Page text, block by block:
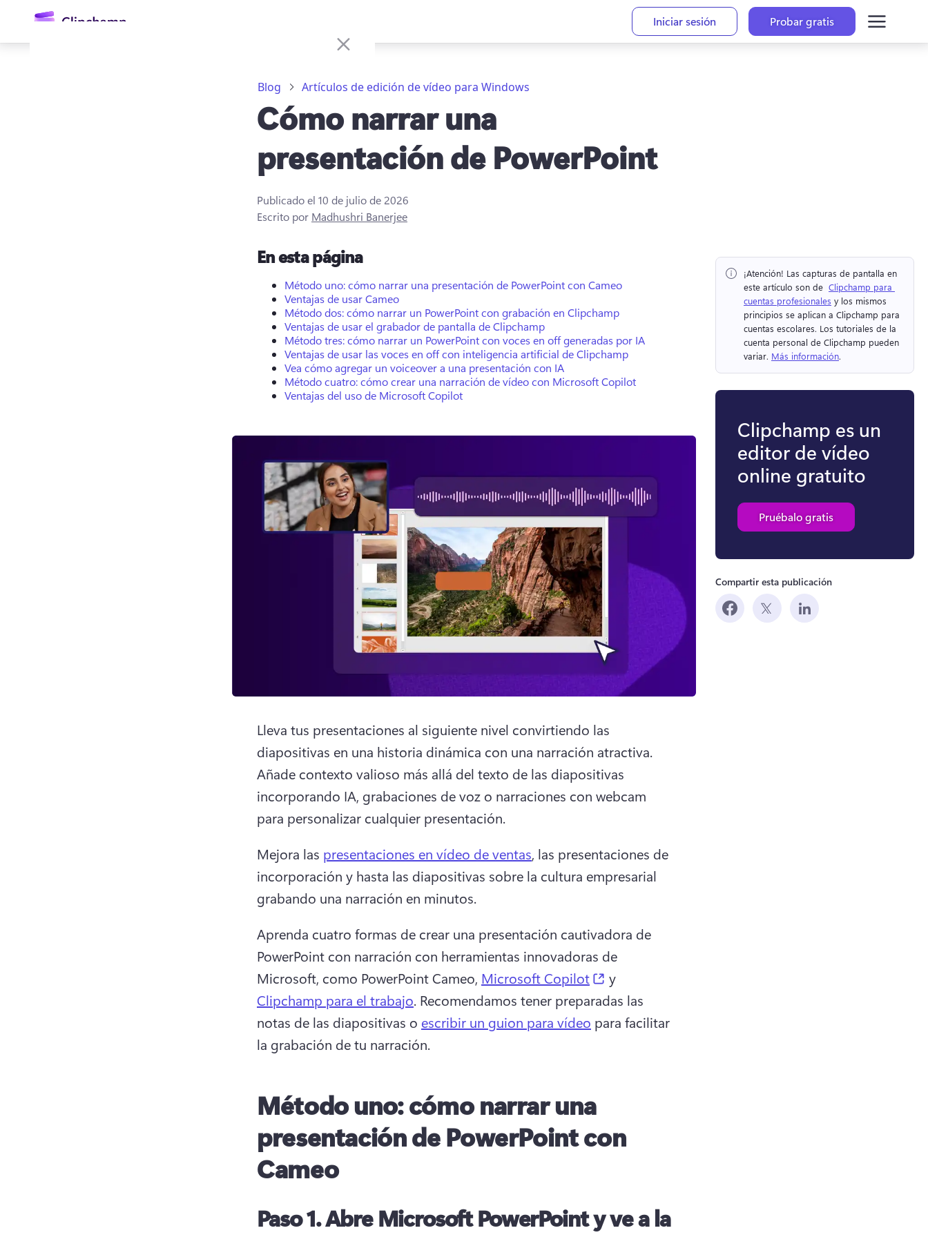
principal
Iniciar sesión Probar gratis
Blog Artículos de edición de vídeo para Windows
Cómo narrar una
presentación de PowerPoint
Publicado el 10 de julio de 2026
Escrito por Madhushri Banerjee
En esta página
Método uno: cómo narrar una presentación de PowerPoint con Cameo
Ventajas de usar Cameo
Método dos: cómo narrar un PowerPoint con grabación en Clipchamp
Ventajas de usar el grabador de pantalla de Clipchamp
Método tres: cómo narrar un PowerPoint con voces en off generadas por IA
Ventajas de usar las voces en off con inteligencia artificial de Clipchamp
Vea cómo agregar un voiceover a una presentación con IA
Método cuatro: cómo crear una narración de vídeo con Microsoft Copilot
Ventajas del uso de Microsoft Copilot
Lleva tus presentaciones al siguiente nivel convirtiendo las
Añade contexto valioso más allá del texto de las diapositivas
incorporando IA, grabaciones de voz o narraciones con webcam
para personalizar cualquier presentación.
Mejora las presentaciones en vídeo de ventas, las presentaciones de
incorporación y hasta las diapositivas sobre la cultura empresarial
grabando una narración en minutos.
Aprenda cuatro formas de crear una presentación cautivadora de
PowerPoint con narración con herramientas innovadoras de
Microsoft, como PowerPoint Cameo, Microsoft Copilot (opens in a new tab)
y
Clipchamp para el trabajo. Recomendamos tener preparadas las
notas de las diapositivas o escribir un guion para vídeo para facilitar
la grabación de tu narración.
Método uno: cómo narrar una
presentación de PowerPoint con
Cameo
Paso 1.Abre Microsoft PowerPoint y ve a la
¡Atención! Las capturas de pantalla en
este artículo son de ⁠ Clipchamp para
cuentas profesionales y los mismos
principios se aplican a Clipchamp para
cuentas escolares. Los tutoriales de la
cuenta personal de Clipchamp pueden
variar. Más información.
Clipchamp es un
editor de vídeo
online gratuito
Pruébalo gratis
Compartir esta publicación